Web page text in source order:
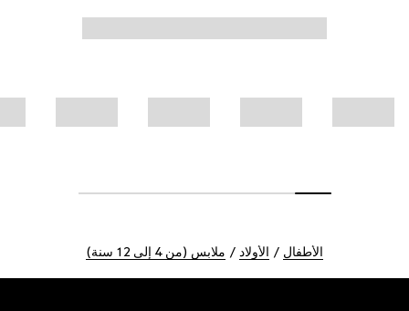
الأطفال الأولاد ملابس (من 4 إلى 12 سنة)